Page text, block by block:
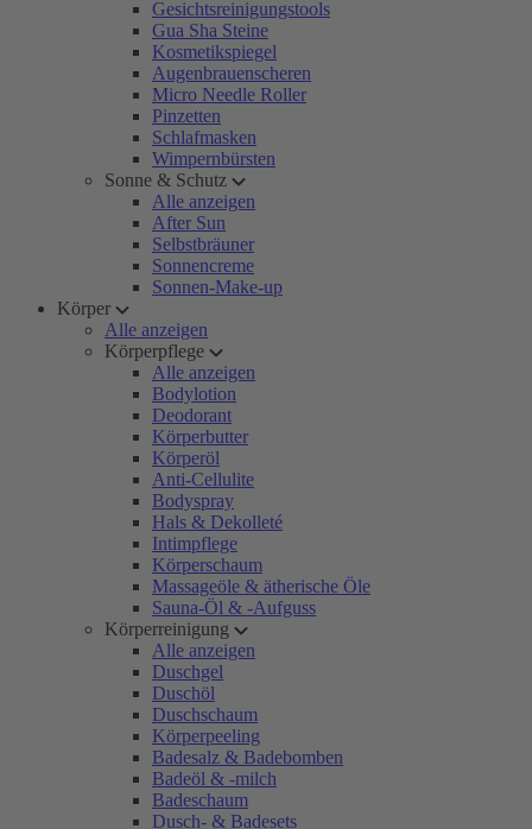
Gesichtsreinigungstools
Gua Sha Steine
Kosmetikspiegel
Augenbrauenscheren
Micro Needle Roller
Pinzetten
Schlafmasken
Wimpernbürsten
Sonne & Schutz
Alle anzeigen
After Sun
Selbstbräuner
Sonnencreme
Sonnen-Make-up
Körper
Alle anzeigen
Körperpflege
Alle anzeigen
Bodylotion
Deodorant
Körperbutter
Körperöl
Anti-Cellulite
Bodyspray
Hals & Dekolleté
Intimpflege
Körperschaum
Massageöle & ätherische Öle
Sauna-Öl & -Aufguss
Körperreinigung
Alle anzeigen
Duschgel
Duschöl
Duschschaum
Körperpeeling
Badesalz & Badebomben
Badeöl & -milch
Badeschaum
Dusch- & Badesets